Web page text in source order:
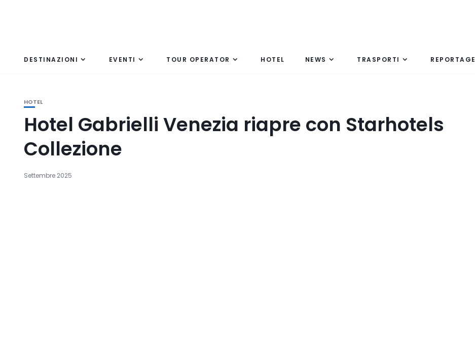
DESTINAZIONI EVENTI TOUR OPERATOR HOTEL NEWS TRASPORTI REPORTAGE
HOTEL
Hotel Gabrielli Venezia riapre con Starhotels
Collezione
Settembre 2025